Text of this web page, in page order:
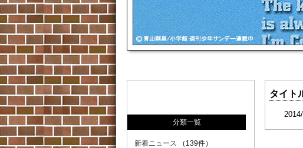
タイト
分類一覧
新着ニュース （139件）